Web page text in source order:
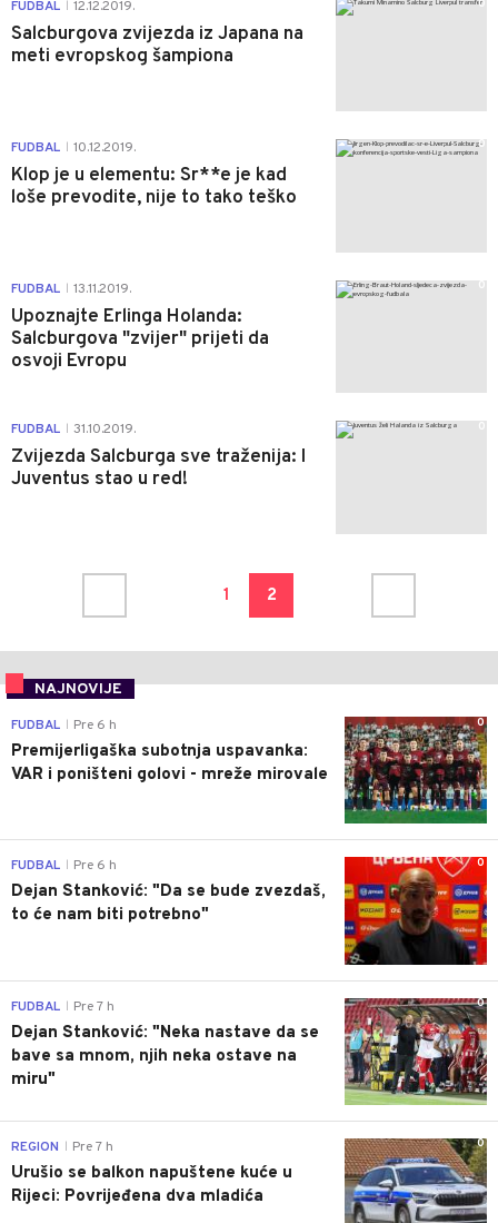
FUDBAL 12.12.2019.
Salcburgova zvijezda iz Japana na
meti evropskog šampiona
0
FUDBAL 10.12.2019.
Klop je u elementu: Sr**e je kad
loše prevodite, nije to tako teško
0
FUDBAL 13.11.2019.
Upoznajte Erlinga Holanda:
Salcburgova "zvijer" prijeti da
osvoji Evropu
0
FUDBAL 31.10.2019.
Zvijezda Salcburga sve traženija: I
Juventus stao u red!
0
1 2
NAJNOVIJE
0
FUDBAL Pre 6 h
Premijerligaška subotnja uspavanka:
VAR i poništeni golovi - mreže mirovale
0
FUDBAL Pre 6 h
Dejan Stanković: "Da se bude zvezdaš,
to će nam biti potrebno"
0
FUDBAL Pre 7 h
Dejan Stanković: "Neka nastave da se
bave sa mnom, njih neka ostave na
miru"
0
REGION Pre 7 h
Urušio se balkon napuštene kuće u
Rijeci: Povrijeđena dva mladića